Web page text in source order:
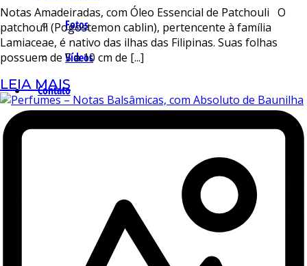
Fotos
Vídeos
Contato
Notas Amadeiradas, com Óleo Essencial de Patchouli O
patchouli (Pogostemon cablin), pertencente à família
Lamiaceae, é nativo das ilhas das Filipinas. Suas folhas
possuem de 5 a 10 cm de [...]
LEIA MAIS